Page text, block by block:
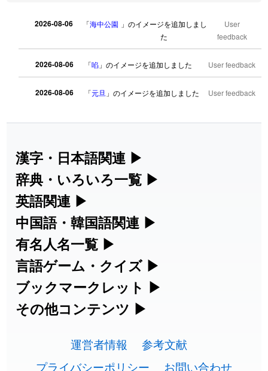
2026-08-06 「海中公園 」のイメージを追加しまし
た
User
feedback
2026-08-06 「啗 」のイメージを追加しました User feedback
2026-08-06 「元旦 」のイメージを追加しました User feedback
2026-08-06 「 」のイメージを追加しました
2026-08-06 「 胆石」のイメージを追加しました
2026-08-06 「
2026-08-06
2026-08-06 」のイメージを追加しました
2026-08-06 「截 」のイメージを追加しました
2026-08-06 「発売 」のイメージを追加しました
2026-08-06 「大筋」のイメージを追加しました
漢字・日本語関連 ▶
漢字の読み方検索、手書き入力、書き順
練習など、日本語学習に役立つツールを
集めています。
人名漢字辞典 - 読み方検索
手書き漢字入力
漢字の書き方・書き順 書き取り練習
辞典・いろいろ一覧 ▶
部首・画数別の漢字一覧、熟語辞典、地
名・駅名検索など、各種リファレンスツ
ールです。
部首画数別漢字一覧
常用漢字一覧
画数別なまえ漢字一覧
英語関連 ▶
カタカナ語・略語の意味検索、発音記
号、リスニング練習など英語学習ツール
です。
カタカナ語の意味・発音・類語辞典
英語の発音記号一覧
英単語リスニングテスト
中国語・韓国語関連 ▶
中国語のピンイン変換、韓国語の手書き
入力など、アジア言語学習ツールです。
手書き中国語入力 変換ツール
韓国語手書き入力
有名人名一覧 ▶
海外セレブやスポーツ選手の名前の読み
方・発音を確認できます。
海外有名人の苗字・名前一覧と発音
言語ゲーム・クイズ ▶
四字熟語パズルや漢字クイズなど、楽し
みながら学べるゲームです。
ブックマークレット ▶
ブラウザに登録して、どのサイトからで
す。
その他コンテンツ ▶
その他の便利ツールです。
運営者情報
参考文献
プライバシーポリシー
お問い合わせ